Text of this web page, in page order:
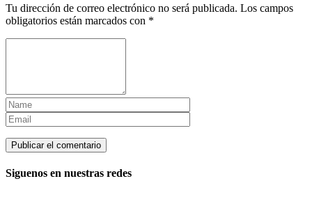
Tu dirección de correo electrónico no será publicada. Los campos
obligatorios están marcados con *
Siguenos en nuestras redes